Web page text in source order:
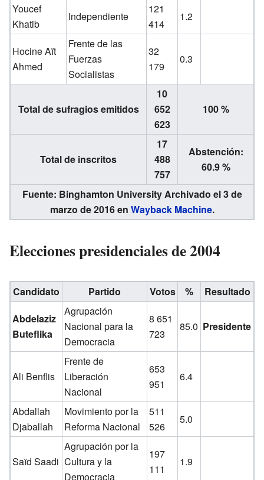
Youcef
Khatib
Independiente
121
414
1.2
Hocine Aït
Ahmed
Frente de las
Fuerzas
Socialistas
32
179
0.3
Total de sufragios emitidos
10
652
623
100 %
Total de inscritos
17
488
757
Abstención:
60.9 %
Fuente: Binghamton UniversityArchivado el 3 de
marzo de 2016 en Wayback Machine.
Elecciones presidenciales de 2004
Candidato Partido Votos %
Resultado
Abdelaziz
Buteflika
Agrupación
Nacional para la
Democracia
8 651
723
85.0 Presidente
Ali Benflis
Frente de
Liberación
Nacional
653
951
6.4
Abdallah
Djaballah
Movimiento por la
Reforma Nacional
511
526
5.0
Saïd Saadi
Agrupación por la
Cultura y la
Democracia
197
111
1.9